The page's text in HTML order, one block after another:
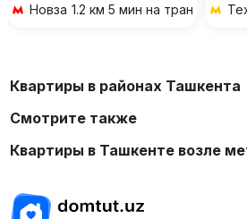
Новза 1.2 км 5 мин на транспорте
Квартиры в районах Ташкента
Смотрите также
Квартиры в Ташкенте возле